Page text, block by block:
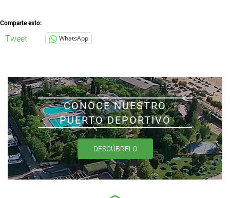
Comparte esto:
Tweet WhatsApp
CONOCE NUESTRO
PUERTO DEPORTIVO
DESCÚBRELO